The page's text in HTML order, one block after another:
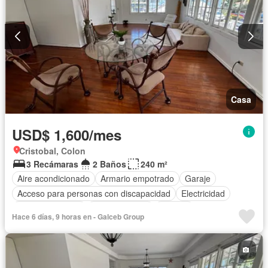
Casa
USD$ 1,600/mes
Cristobal, Colon
3 Recámaras
2 Baños
240 m²
Aire acondicionado
Armario empotrado
Garaje
Acceso para personas con discapacidad
Electricidad
Vista panorámica
Agua Patio
Hace 6 días, 9 horas en - Galceb Group